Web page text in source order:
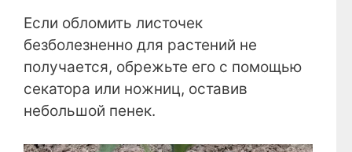
Если обломить листочек
безболезненно для растений не
получается, обрежьте его с помощью
секатора или ножниц, оставив
небольшой пенек.